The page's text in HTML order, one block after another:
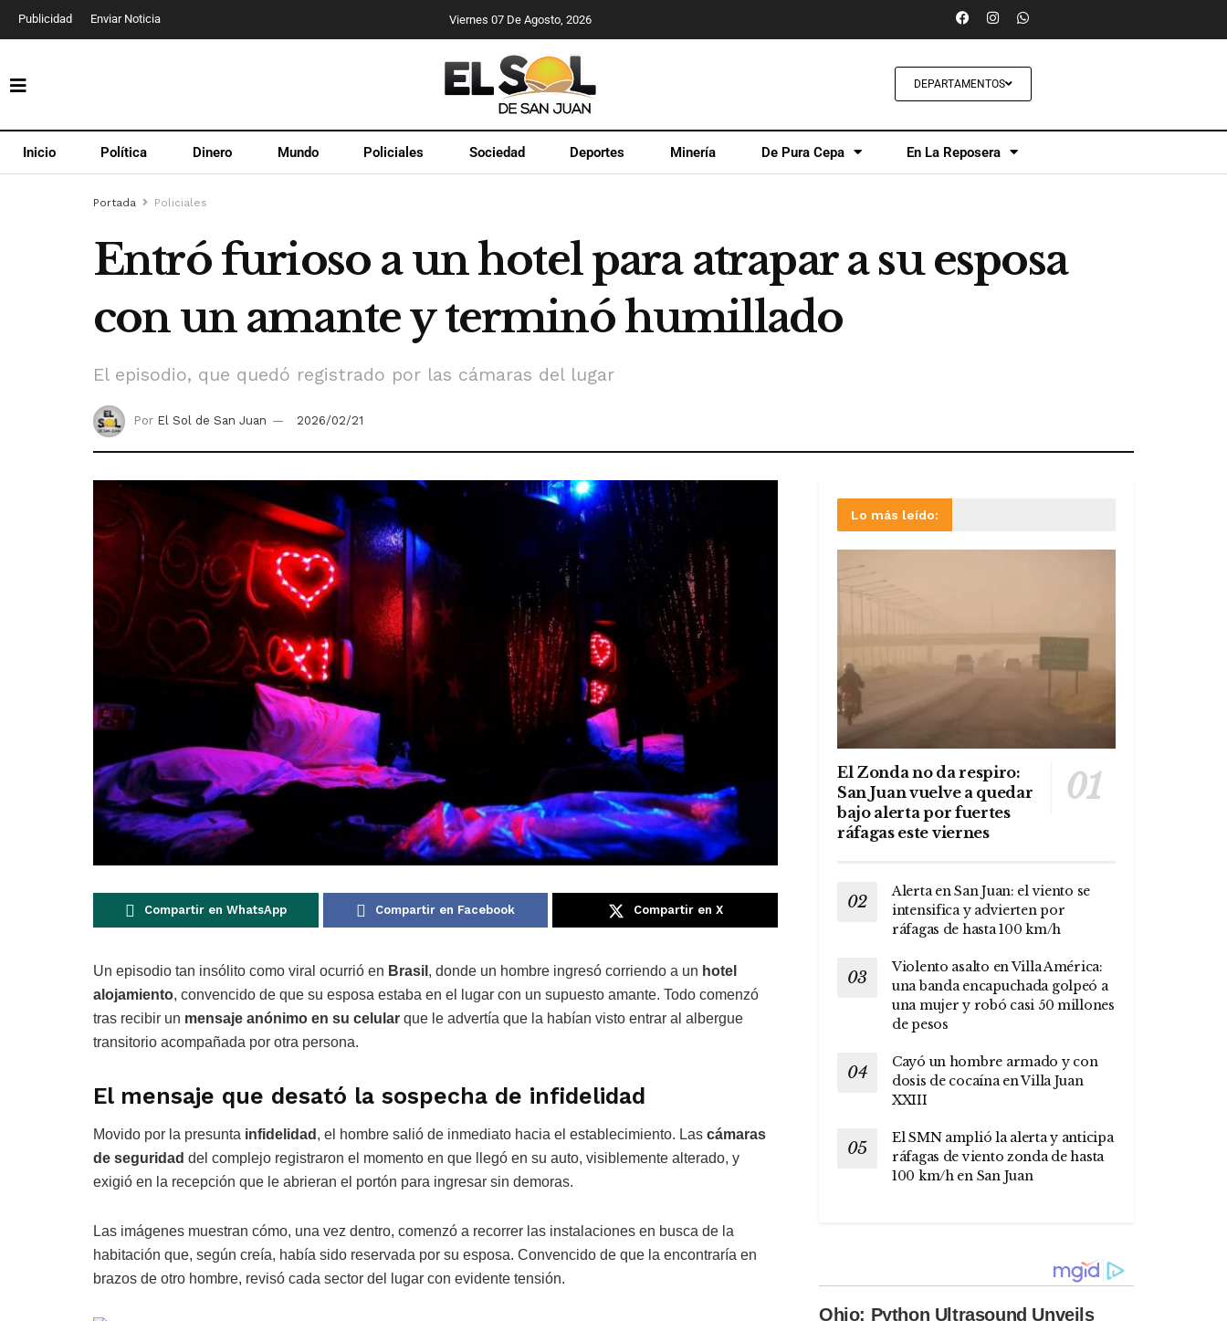
Publicidad Enviar Noticia Viernes 07 De Agosto, 2026
DEPARTAMENTOS
Inicio Política Dinero Mundo Policiales Sociedad Deportes Minería De Pura Cepa En La Reposera
Portada Policiales
Entró furioso a un hotel para atrapar a su esposa
con un amante y terminó humillado
El episodio, que quedó registrado por las cámaras del lugar
Por El Sol de San Juan 2026/02/21
Compartir en WhatsApp Compartir en Facebook Compartir en X
Un episodio tan insólito como viral ocurrió en Brasil , donde un hombre ingresó corriendo a un hotel
alojamiento, convencido de que su esposa estaba en el lugar con un supuesto amante. Todo comenzó
tras recibir un mensaje anónimo en su celular que le advertía que la habían visto entrar al albergue
transitorio acompañada por otra persona.
El mensaje que desató la sospecha de infidelidad
Movido por la presunta infidelidad , el hombre salió de inmediato hacia el establecimiento. Las cámaras
de seguridad del complejo registraron el momento en que llegó en su auto, visiblemente alterado, y
exigió en la recepción que le abrieran el portón para ingresar sin demoras.
Las imágenes muestran cómo, una vez dentro, comenzó a recorrer las instalaciones en busca de la
habitación que, según creía, había sido reservada por su esposa. Convencido de que la encontraría en
brazos de otro hombre, revisó cada sector del lugar con evidente tensión.
Lo más leído:
El Zonda no da respiro:
San Juan vuelve a quedar
bajo alerta por fuertes
ráfagas este viernes
Alerta en San Juan: el viento se
intensifica y advierten por
ráfagas de hasta 100 km/h
Violento asalto en Villa América:
una banda encapuchada golpeó a
una mujer y robó casi 50 millones
de pesos
Cayó un hombre armado y con
dosis de cocaína en Villa Juan
XXIII
El SMN amplió la alerta y anticipa
ráfagas de viento zonda de hasta
100 km/h en San Juan